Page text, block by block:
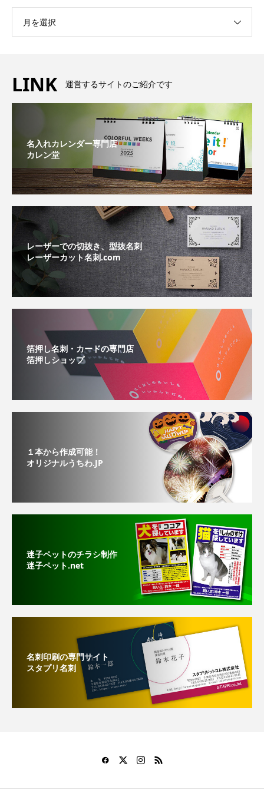
月を選択
LINK 運営するサイトのご紹介です
名入れカレンダー専門店
カレン堂
レーザーでの切抜き、型抜名刺
レーザーカット名刺.com
箔押し名刺・カードの専門店
箔押しショップ
１本から作成可能！
オリジナルうちわ.JP
迷子ペットのチラシ制作
迷子ペット.net
名刺印刷の専門サイト
スタプリ名刺